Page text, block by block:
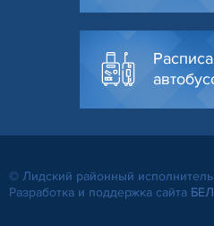
© Лидский районный
Разработка и поддержка сайта